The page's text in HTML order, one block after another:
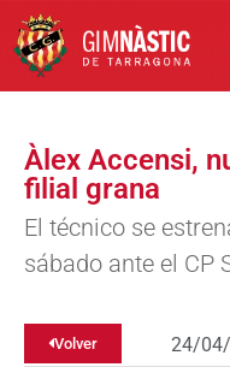
Àlex Accensi,
filial grana
El técnico se
sábado ante el CP
Volver 24/